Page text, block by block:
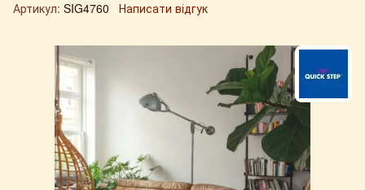
Артикул: SIG4760 Написати відгук